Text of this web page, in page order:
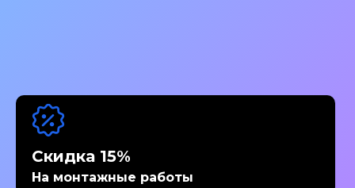
Скидка 15%
На монтажные работы